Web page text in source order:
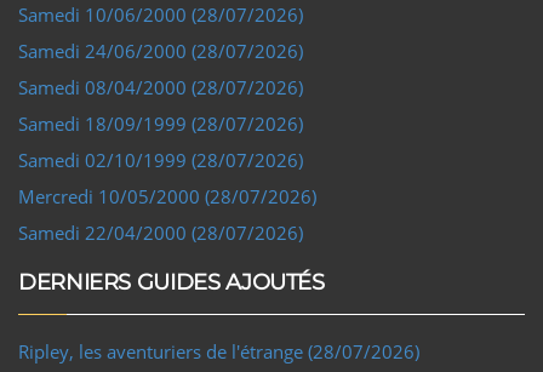
Samedi 10/06/2000 (28/07/2026)
Samedi 24/06/2000 (28/07/2026)
Samedi 08/04/2000 (28/07/2026)
Samedi 18/09/1999 (28/07/2026)
Samedi 02/10/1999 (28/07/2026)
Mercredi 10/05/2000 (28/07/2026)
Samedi 22/04/2000 (28/07/2026)
DERNIERS GUIDES AJOUTÉS
Ripley, les aventuriers de l'étrange (28/07/2026)